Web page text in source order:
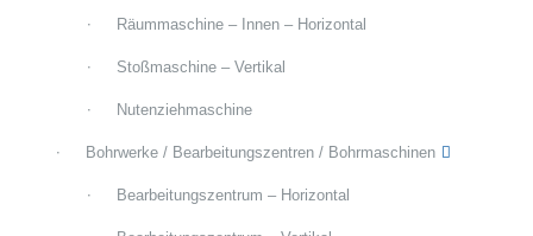
Räummaschine – Innen – Horizontal
Stoßmaschine – Vertikal
Nutenziehmaschine
Bohrwerke / Bearbeitungszentren / Bohrmaschinen
Bearbeitungszentrum – Horizontal